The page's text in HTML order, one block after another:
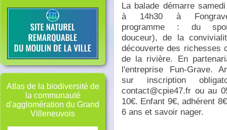
Atlas de la biodiversité de
la communauté
d'agglomération du Grand
Villeneuvois
La balade démarre
à 14h30 à
programme : du
douceur), de la
découverte des richesses
de la rivière. En
l'entreprise Fun-Grave.
sur inscription
contact@cpie47.fr ou au
10€. Enfant 9€, adhérent
6 ans et savoir nager.